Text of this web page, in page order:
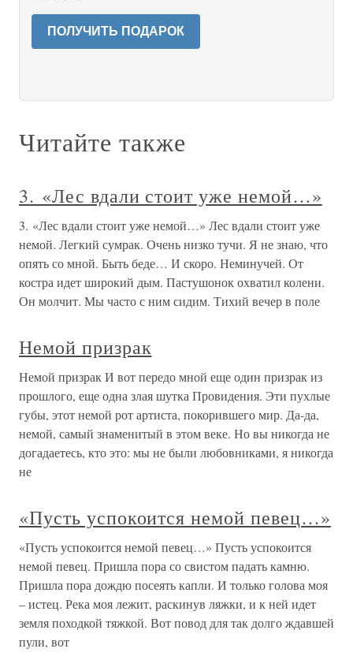
ПОЛУЧИТЬ ПОДАРОК
Читайте также
3. «Лес вдали стоит уже немой…»
3. «Лес вдали стоит уже немой…» Лес вдали стоит уже
немой. Легкий сумрак. Очень низко тучи. Я не знаю, что
опять со мной. Быть беде… И скоро. Неминучей. От
костра идет широкий дым. Пастушонок охватил колени.
Он молчит. Мы часто с ним сидим. Тихий вечер в поле
Немой призрак
Немой призрак И вот передо мной еще один призрак из
прошлого, еще одна злая шутка Провидения. Эти пухлые
губы, этот немой рот артиста, покорившего мир. Да-да,
немой, самый знаменитый в этом веке. Но вы никогда не
догадаетесь, кто это: мы не были любовниками, я никогда
не
«Пусть успокоится немой певец…»
«Пусть успокоится немой певец…» Пусть успокоится
немой певец. Пришла пора со свистом падать камню.
Пришла пора дождю посеять капли. И только голова моя
– истец. Река моя лежит, раскинув ляжки, и к ней идет
земля походкой тяжкой. Вот повод для так долго ждавшей
пули, вот